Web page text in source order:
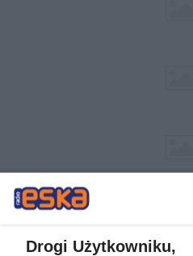
Drogi Użytkowniku,